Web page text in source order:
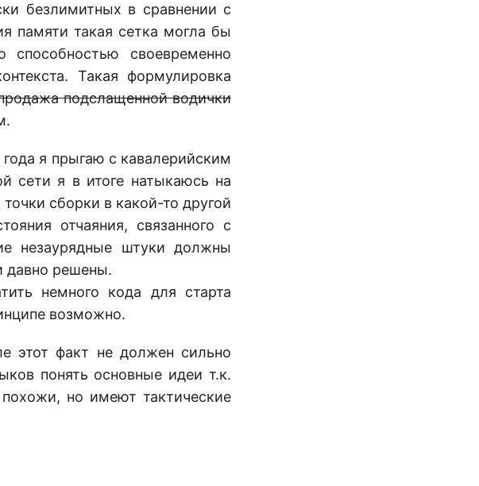
безлимитных в сравнении с
памяти такая сетка могла бы
своевременно
Такая формулировка
подслащенной водички
я прыгаю с кавалерийским
сети я в итоге натыкаюсь на
сборки в какой-то другой
отчаяния, связанного с
незаурядные штуки должны
давно решены.
немного кода для старта
возможно.
этот факт не должен сильно
понять основные идеи т.к.
но имеют тактические